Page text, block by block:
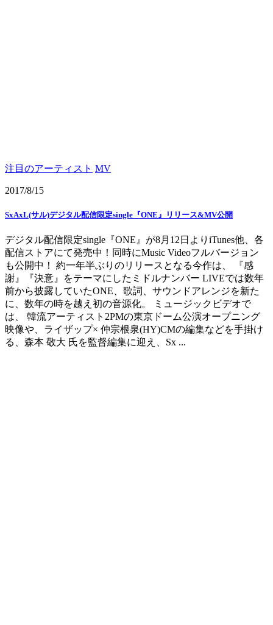
注目のアーティスト MV
2017/8/15
SxAxL(サル)デジタル配信限定single『ONE』リリース&MV公開
デジタル配信限定single『ONE』が8月12日よりiTunes他、各
配信ストアにて発売中！同時にMusic Videoフルバージョン
も公開中！ 約一年半ぶりのリリースとなる今作は、 『感
謝』『決意』をテーマにしたミドルナンバー LIVEでは数年
前から披露していたONE、歌詞、サウンドアレンジを新た
に、数年の時を越え初の音源化。 ミュージックビデオで
は、 韓流アーティスト2PMの東京ドーム公演オープニング
映像や、ライザップ× 仲宗根泉(HY)CMの編集などを手掛け
る、森本 敬大 氏を監督編集に迎え、Sx ...